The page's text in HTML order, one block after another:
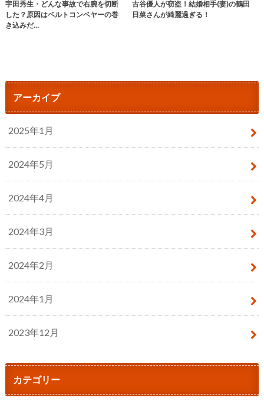
宇田秀生・どんな事故で右腕を切断
した？原因はベルトコンベヤーの巻
き込みだ…
古谷優人が窃盗！結婚相手(妻)の鶴田
日菜さんが綺麗過ぎる！
アーカイブ
2025年1月
2024年5月
2024年4月
2024年3月
2024年2月
2024年1月
2023年12月
カテゴリー